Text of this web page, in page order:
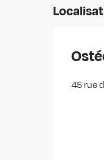
45 rue